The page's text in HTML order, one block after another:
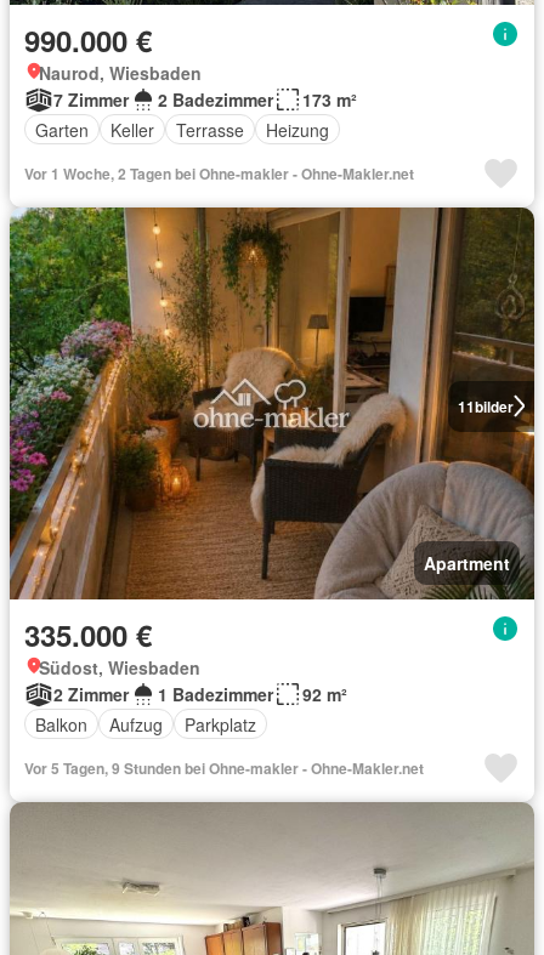
990.000 €
Naurod, Wiesbaden
7 Zimmer
2 Badezimmer
173 m²
Garten
Keller Terrasse Heizung
Vor 1 Woche, 2 Tagen bei Ohne-makler - Ohne-Makler.net
11bilder
Apartment
335.000 €
Südost, Wiesbaden
2 Zimmer
1 Badezimmer
92 m²
Balkon
Aufzug Parkplatz
Vor 5 Tagen, 9 Stunden bei Ohne-makler - Ohne-Makler.net